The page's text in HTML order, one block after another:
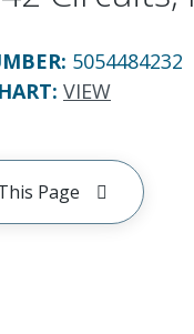
: 5054484232
: VIEW
Page